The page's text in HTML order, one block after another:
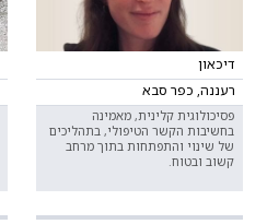
דיכאון
רעננה, כפר סבא
פסיכולוגית קלינית, מאמינה
בחשיבות הקשר הטיפולי, בתהליכים
של שינוי והתפתחות בתוך מרחב
קשוב ובטוח.